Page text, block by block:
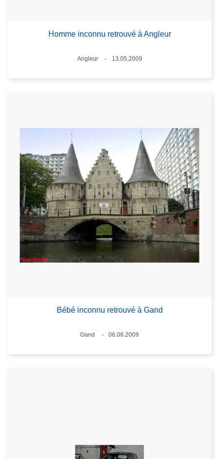
Homme inconnu retrouvé à Angleur
Lieux
Angleur
13.05.2009
Bébé inconnu retrouvé à Gand
Lieux
Gand
06.06.2009